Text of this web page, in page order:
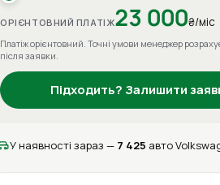
ОРІЄНТОВНИЙ ПЛАТІЖ23 000₴/міс
Платіж орієнтовний. Точні умови менеджер
після заявки.
Підходить? Залишити
У наявності зараз — 7 425 авто